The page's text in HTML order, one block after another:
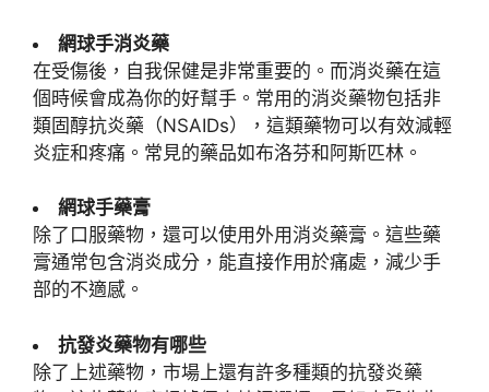
網球手消炎藥
在受傷後，自我保健是非常重要的。而消炎藥在這
個時候會成為你的好幫手。常用的消炎藥物包括非
類固醇抗炎藥（NSAIDs），這類藥物可以有效減輕
炎症和疼痛。常見的藥品如布洛芬和阿斯匹林。
網球手藥膏
除了口服藥物，還可以使用外用消炎藥膏。這些藥
膏通常包含消炎成分，能直接作用於痛處，減少手
部的不適感。
抗發炎藥物有哪些
除了上述藥物，市場上還有許多種類的抗發炎藥